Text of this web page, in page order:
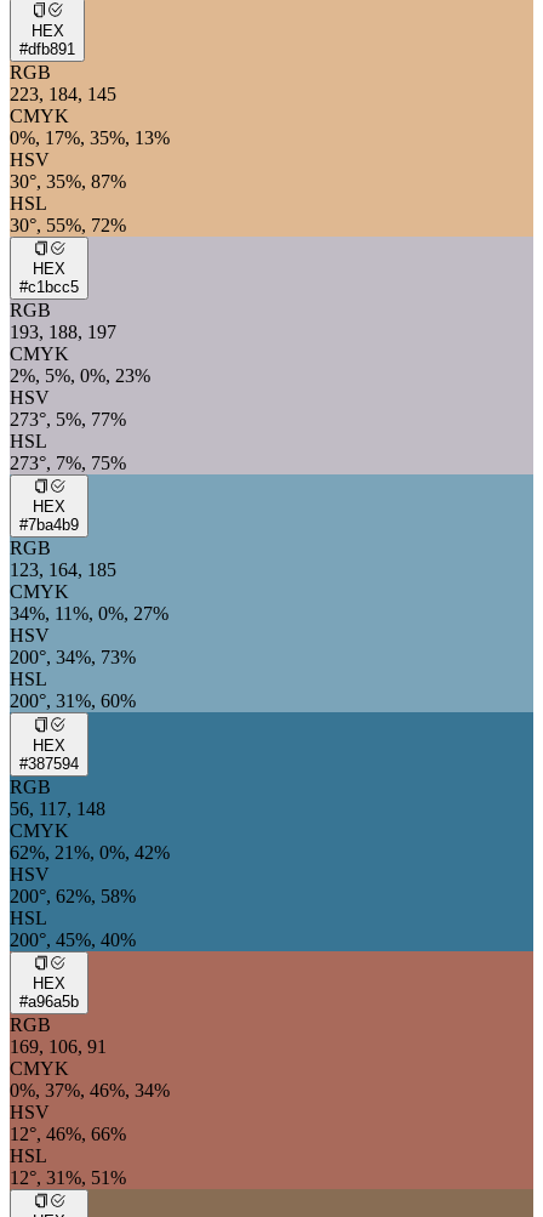
HEX
#dfb891
RGB
223, 184, 145
CMYK
0%, 17%, 35%, 13%
HSV
30°, 35%, 87%
HSL
30°, 55%, 72%
HEX
#c1bcc5
RGB
193, 188, 197
CMYK
2%, 5%, 0%, 23%
HSV
273°, 5%, 77%
HSL
273°, 7%, 75%
HEX
#7ba4b9
RGB
123, 164, 185
CMYK
34%, 11%, 0%, 27%
HSV
200°, 34%, 73%
HSL
200°, 31%, 60%
HEX
#387594
RGB
56, 117, 148
CMYK
62%, 21%, 0%, 42%
HSV
200°, 62%, 58%
HSL
200°, 45%, 40%
HEX
#a96a5b
RGB
169, 106, 91
CMYK
0%, 37%, 46%, 34%
HSV
12°, 46%, 66%
HSL
12°, 31%, 51%